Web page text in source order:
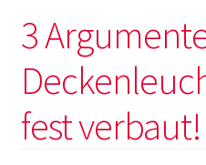
3
fest verbaut!